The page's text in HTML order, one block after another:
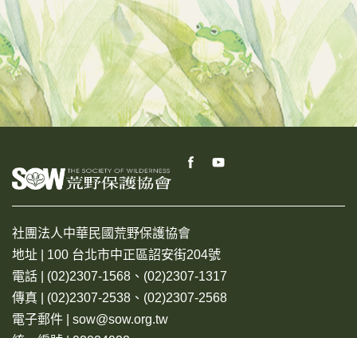
社團法人中華民國荒野保護協會
地址 | 100 台北市中正區詔安街204號
電話 | (02)2307-1568、(02)2307-1317
傳真 | (02)2307-2538、(02)2307-2568
電子郵件 | sow@sow.org.tw